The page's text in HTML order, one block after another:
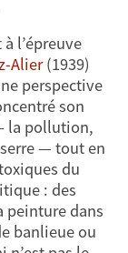
l’épreuve
Alier(1939)
perspective
son
la pollution,
— tout en
du
: des
peinture dans
banlieue ou